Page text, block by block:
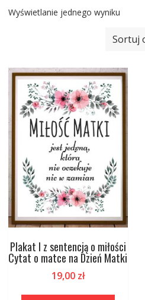
Wyświetlanie jednego wyniku
Plakat I z sentencją o miłości
Cytat o matce na Dzień Matki
19,00 zł